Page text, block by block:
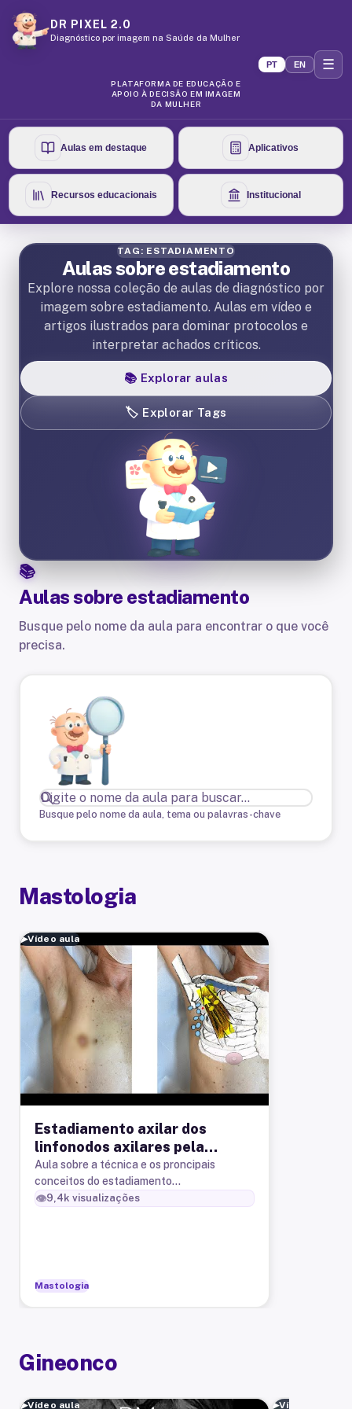
DR PIXEL 2.0
Diagnóstico por imagem na Saúde da Mulher
PLATAFORMA DE EDUCAÇÃO E
APOIO À DECISÃO EM IMAGEM
DA MULHER
PT EN ☰
Aulas em destaque Aplicativos
Recursos educacionais Institucional
TAG: ESTADIAMENTO
Aulas sobre estadiamento
Explore nossa coleção de aulas de diagnóstico por
imagem sobre estadiamento. Aulas em vídeo e
artigos ilustrados para dominar protocolos e
interpretar achados críticos.
📚 Explorar aulas
🏷️ Explorar Tags
Aulas sobre estadiamento
Busque pelo nome da aula para encontrar o que você
precisa.
Busque pelo nome da aula, tema ou palavras-chave
Mastologia
▶Vídeo aula
Estadiamento axilar dos
linfonodos axilares pela
ultrassonografia em pacientes
com câncer de mama
Aula sobre a técnica e os proncipais
conceitos do estadiamento
ultrassonográfico dos linfonodos axilares
👁️9,4k visualizações
Mastologia
Gineonco
▶Vídeo aula ▶Vídeo aula